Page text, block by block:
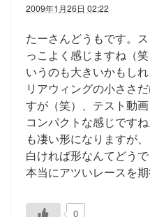
2009年1月26日 02:22
たーさんどうもです。
っこよく感じますね（
いうのも大きいかもしれ
リアウィングの小ささ
すが（笑）、テスト動
コンパクトな感じです
も凄い形になりますが
白ければ形なんてどう
本当にアツいレースを
0